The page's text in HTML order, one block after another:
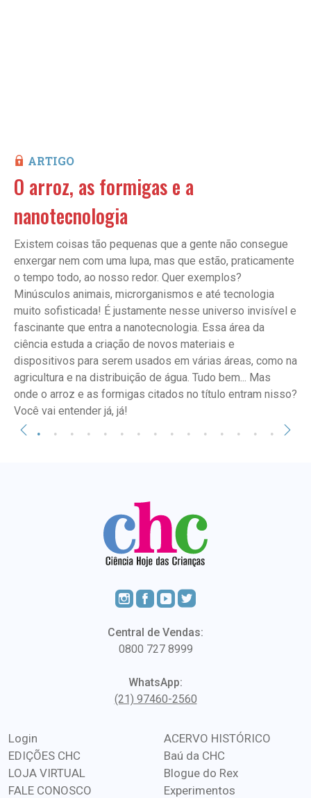
ARTIGO
O arroz, as formigas e a
nanotecnologia
Existem coisas tão pequenas que a gente não consegue
enxergar nem com uma lupa, mas que estão, praticamente
o tempo todo, ao nosso redor. Quer exemplos?
Minúsculos animais, microrganismos e até tecnologia
muito sofisticada! É justamente nesse universo invisível e
fascinante que entra a nanotecnologia. Essa área da
ciência estuda a criação de novos materiais e
dispositivos para serem usados em várias áreas, como na
agricultura e na distribuição de água. Tudo bem... Mas
onde o arroz e as formigas citados no título entram nisso?
Você vai entender já, já!
Central de Vendas:
0800 727 8999
WhatsApp:
(21) 97460-2560
Login
EDIÇÕES CHC
LOJA VIRTUAL
FALE CONOSCO
ACERVO HISTÓRICO
Baú da CHC
Blogue do Rex
Experimentos